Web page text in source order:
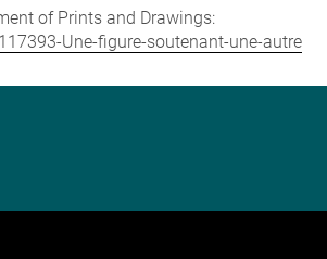
of Prints and Drawings:
Une-figure-soutenant-une-autre